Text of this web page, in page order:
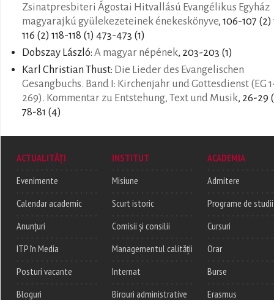
Zsinatpresbiteri Ágostai Hitvallású Evangélikus Egyház
magyarajkú gyülekezeteinek énekeskönyve, 106-107 (2)
116 (2) 118-118 (1) 473-473 (1)
Dobszay László: A magyar népének, 203-203 (1)
Karl Christian Thust: Die Lieder des Evangelischen
Gesangbuchs. Band I: Kirchenjahr und Gottesdienst (EG
269). Kommentar zu Entstehung, Text und Musik, 26-29
78-81 (4)
ACTUALITĂȚI
Evenimente
Calendar academic
Anunțuri
ITP în Media
Posturi vacante
Bloguri
INSTITUT
Misiune
Scurt istoric
Comisii și consilii
Managementul calității
Internat
Birouri administrative
ACADEMIA
Admitere
Programe de studii
Cursuri
Orar
Burse
Erasmus